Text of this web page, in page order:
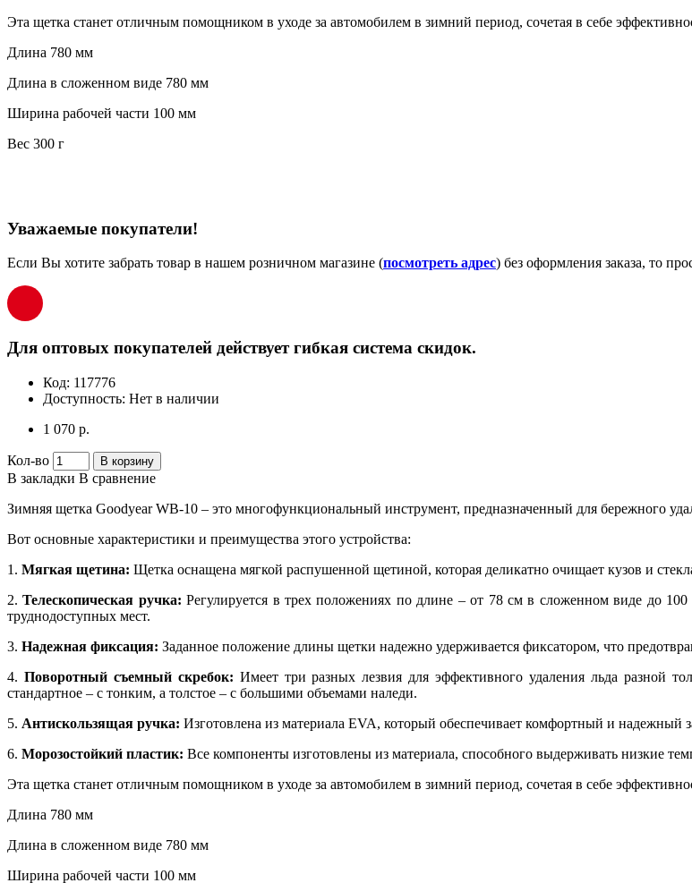
Эта щетка станет отличным помощником в уходе за автомобилем в зимний период, сочетая в себе
Длина 780 мм
Длина в сложенном виде 780 мм
Ширина рабочей части 100 мм
Вес 300 г
Уважаемые покупатели!
Если Вы хотите забрать товар в нашем розничном магазине (посмотреть адрес) без оформления заказа, то
Для оптовых покупателей действует гибкая система скидок.
Код: 117776
Доступность: Нет в наличии
1 070 р.
Кол-во В корзину
В закладки В сравнение
Зимняя щетка Goodyear WB-10 – это многофункциональный инструмент, предназначенный для бережного
Вот основные характеристики и преимущества этого устройства:
1. Мягкая щетина: Щетка оснащена мягкой распушенной щетиной, которая деликатно очищает кузов и
2.Телескопическая ручка: Регулируется в трех положениях по длине – от 78 см в сложенном виде до
труднодоступных мест.
3. Надежная фиксация: Заданное положение длины щетки надежно удерживается фиксатором, что
4. Поворотный съемный скребок: Имеет три разных лезвия для эффективного удаления льда разной
стандартное – с тонким, а толстое – с большими объемами наледи.
5. Антискользящая ручка: Изготовлена из материала EVA, который обеспечивает комфортный и надежный
6. Морозостойкий пластик: Все компоненты изготовлены из материала, способного выдерживать низкие
Эта щетка станет отличным помощником в уходе за автомобилем в зимний период, сочетая в себе
Длина 780 мм
Длина в сложенном виде 780 мм
Ширина рабочей части 100 мм